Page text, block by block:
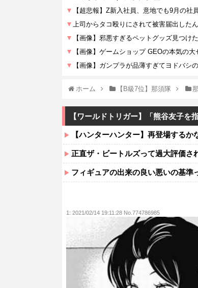
ホーム 【B級7位】那須隊
【ワールドトリガー】「熊谷友子を
【ハンターハンター】再登場するか
正直ザ・ビートルズって過大評価さ
フィギュアの出来の良い悪いの基準
1: 2021/02/14 19:11:28 No.774786985